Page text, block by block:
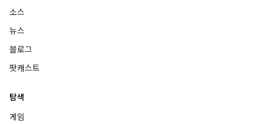
소스
뉴스
블로그
팟캐스트
탐색
게임